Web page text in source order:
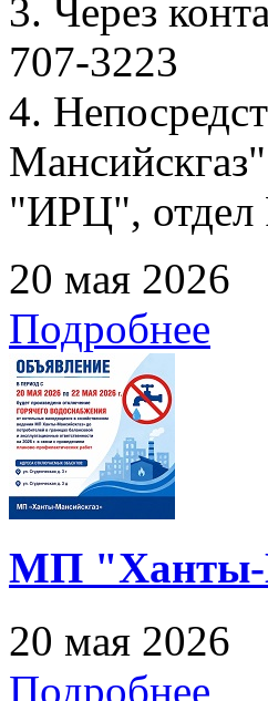
3. Через
707-3223
4.
"ИРЦ",
20 мая 2026
Подробнее
МП "Ханты-
20 мая 2026
Подробнее